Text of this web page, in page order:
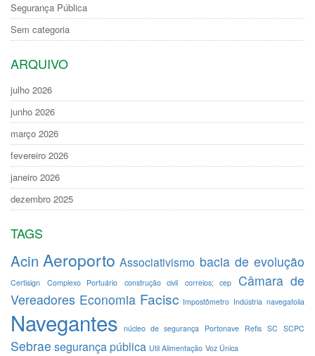
Segurança Pública
Sem categoria
ARQUIVO
julho 2026
junho 2026
março 2026
fevereiro 2026
janeiro 2026
dezembro 2025
TAGS
Acin Aeroporto Associativismo bacia de evolução
Certisign Complexo Portuário construção civil correios; cep
Câmara de
Vereadores Economia Facisc Impostômetro Indústria navegafolia
Navegantes núcleo de segurança Portonave Refis SC SCPC
Sebrae segurança pública Util Alimentação Voz Única